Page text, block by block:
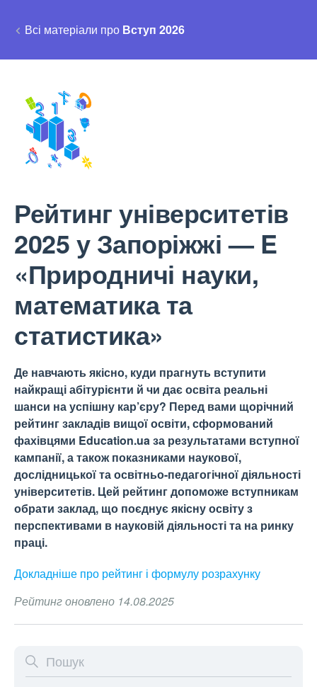
Всі матеріали про Вступ 2026
Рейтинг університетів
2025 у Запоріжжі — E
«Природничі науки,
математика та
статистика»
Де навчають якісно, куди прагнуть вступити
найкращі абітурієнти й чи дає освіта реальні
шанси на успішну кар’єру? Перед вами щорічний
рейтинг закладів вищої освіти, сформований
фахівцями Education.ua за результатами вступної
кампанії, а також показниками наукової,
дослідницької та освітньо-педагогічної діяльності
університетів. Цей рейтинг допоможе вступникам
обрати заклад, що поєднує якісну освіту з
перспективами в науковій діяльності та на ринку
праці.
Докладніше про рейтинг і формулу розрахунку
Рейтинг оновлено 14.08.2025